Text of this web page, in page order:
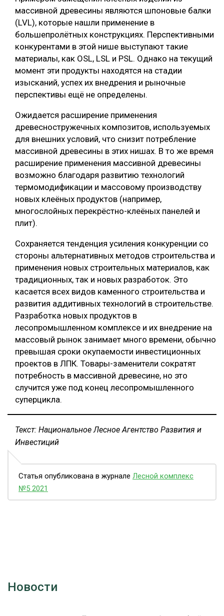
массивной древесины являются шпоновые балки
(LVL), которые нашли применение в
большепролётных конструкциях. Перспективными
конкурентами в этой нише выступают такие
материалы, как OSL, LSL и PSL. Однако на текущий
момент эти продукты находятся на стадии
изысканий, успех их внедрения и рыночные
перспективы ещё не определены.
Ожидается расширение применения
древесностружечных композитов, используемых
для внешних условий, что снизит потребление
массивной древесины в этих нишах. В то же время
расширение применения массивной древесины
возможно благодаря развитию технологий
термомодификации и массовому производству
новых клеёных продуктов (например,
многослойных перекрёстно-клеёных панелей и
плит).
Сохраняется тенденция усиления конкуренции со
стороны альтернативных методов строительства и
применения новых строительных материалов, как
традиционных, так и новых разработок. Это
касается всех видов каменного строительства и
развития аддитивных технологий в строительстве.
Разработка новых продуктов в
лесопромышленном комплексе и их внедрение на
массовый рынок занимает много времени, обычно
превышая сроки окупаемости инвестиционных
проектов в ЛПК. Товары-заменители сократят
потребность в массивной древесине, но это
случится уже под конец лесопромышленного
суперцикла.
Текст: Национальное Лесное Агентство Развития и
Инвестиций
Статья опубликована в журнале Лесной комплекс
№5 2021
Новости